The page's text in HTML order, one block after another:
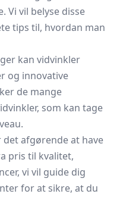
Vi vil belyse disse
tips til, hvordan man
kan vidvinkler
og innovative
de mange
som kan tage
afgørende at have
pris til kvalitet,
vi vil guide dig
for at sikre, at du